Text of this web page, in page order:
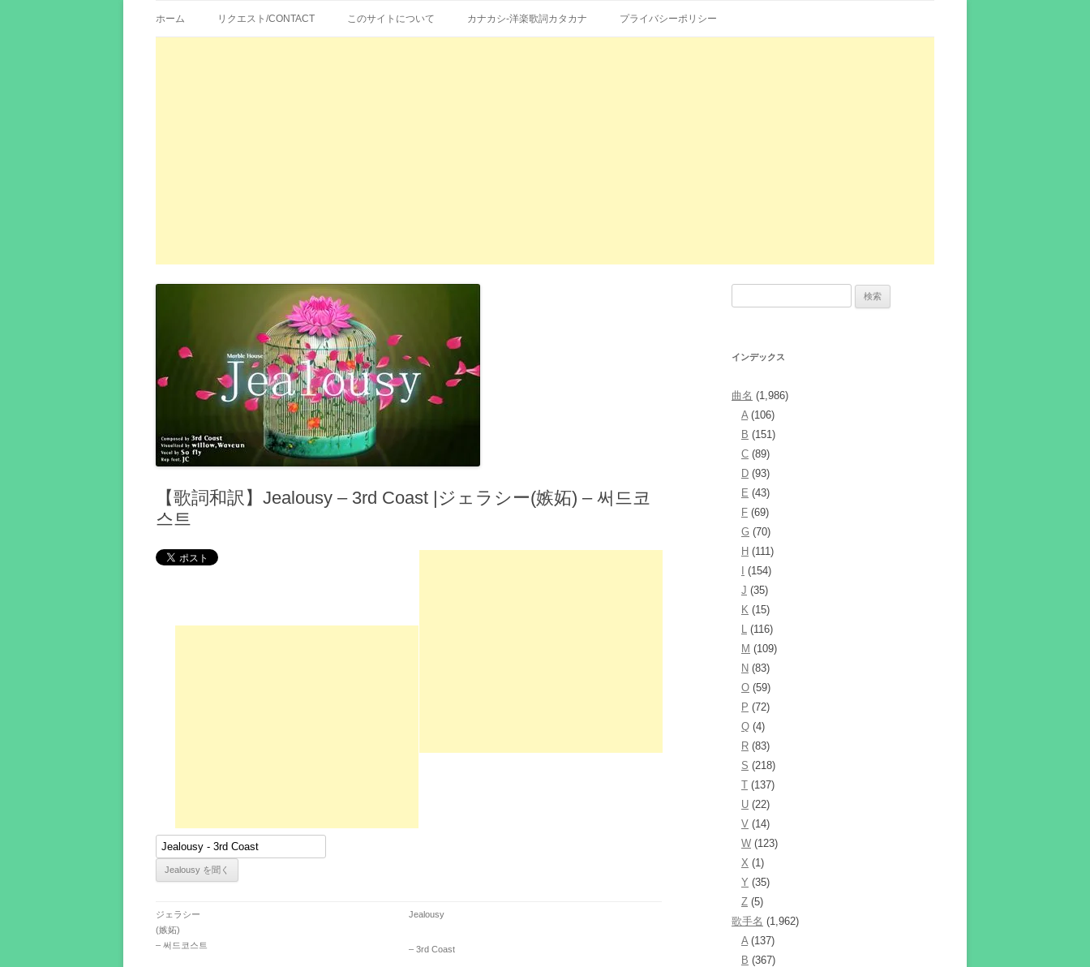
エイカシ | 洋楽歌詞の和訳、英語の意味、読み方
ン
ン
ホーム リクエスト/CONTACT このサイトについて カナカシ-洋楽歌詞カタカナ プライバシーポリシー
【歌詞和訳】Jealousy – 3rd Coast |ジェラシー(嫉妬) – 써드코
스트
ジェラシー
(嫉妬)
– 써드코스트
Jealousy
– 3rd Coast
インデックス
曲名 (1,986)
A(106)
B (151)
C (89)
D (93)
E (43)
F (69)
G (70)
H (111)
(154)
J (35)
K (15)
L (116)
M (109)
N (83)
O (59)
P (72)
Q (4)
R (83)
S (218)
T (137)
U (22)
V (14)
W (123)
X (1)
Y (35)
Z (5)
歌手名 (1,962)
A(137)
B (367)